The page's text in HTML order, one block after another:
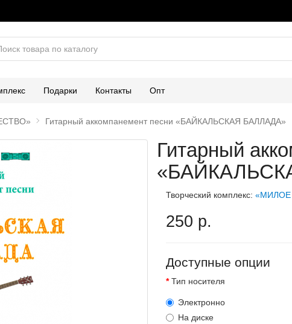
Подарки Контакты Опт
Гитарный аккомпанемент песни «БАЙКАЛЬСКАЯ БАЛЛАДА»
Гитарный
Творческий комплекс: «МИЛОЕ
250 р.
Доступные опции
Тип носителя
Электронно
На диске